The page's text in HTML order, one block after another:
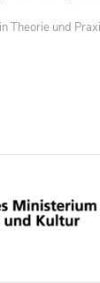
Theorie und